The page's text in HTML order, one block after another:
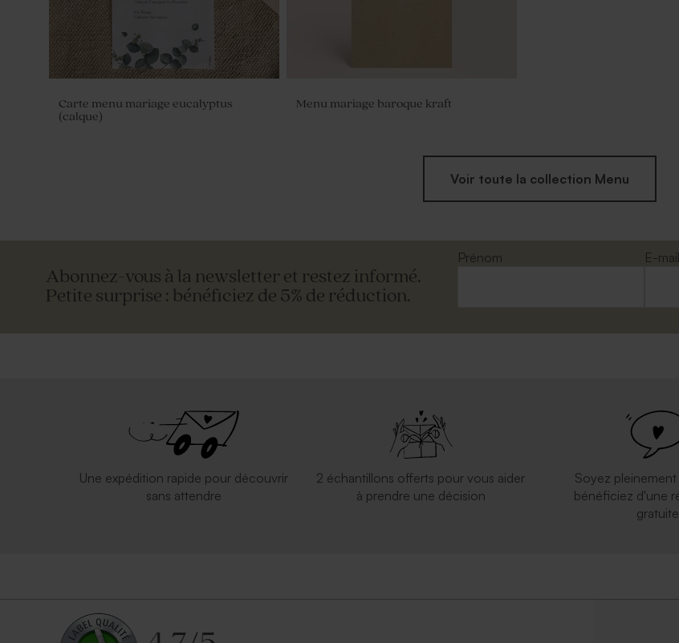
Carte menu mariage eucalyptus
(calque)
Menu mariage baroque kraft
Voir toute la collection Menu
Abonnez-vous à la newsletter et restez informé.
Petite surprise : bénéficiez de 5% de réduction.
Prénom
E-mail
Une expédition rapide pour découvrir
sans attendre
2 échantillons offerts pour vous aider
à prendre une décision
Soyez
bénéficiez d'une
gratuite